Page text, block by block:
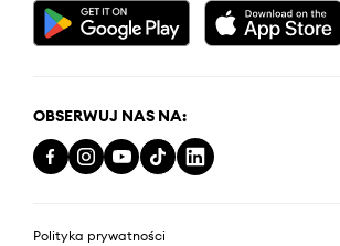
OBSERWUJ NAS NA:
Polityka prywatności